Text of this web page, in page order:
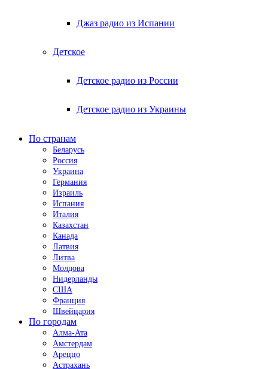
Джаз радио из Испании
Детское
Детское радио из России
Детское радио из Украины
По странам
Беларусь
Россия
Украина
Германия
Израиль
Испания
Италия
Казахстан
Канада
Латвия
Литва
Молдова
Нидерланды
США
Франция
Швейцария
По городам
Алма-Ата
Амстердам
Ареццо
Астрахань